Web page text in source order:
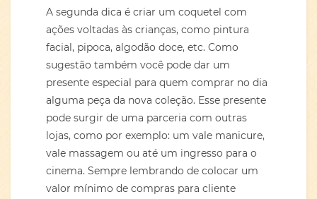
A segunda dica é criar um coquetel com
ações voltadas às crianças, como pintura
facial, pipoca, algodão doce, etc. Como
sugestão também você pode dar um
presente especial para quem comprar no dia
alguma peça da nova coleção. Esse presente
pode surgir de uma parceria com outras
lojas, como por exemplo: um vale manicure,
vale massagem ou até um ingresso para o
cinema. Sempre lembrando de colocar um
valor mínimo de compras para cliente